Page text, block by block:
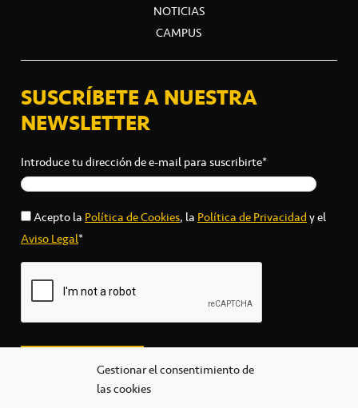
Gestionar el consentimiento de
las cookies
NOTICIAS
CAMPUS
SUSCRÍBETE A NUESTRA
NEWSLETTER
Introduce tu dirección de e-mail para suscribirte*
Acepto laPolítica de Cookies, laPolítica de Privacidady el
Aviso Legal*